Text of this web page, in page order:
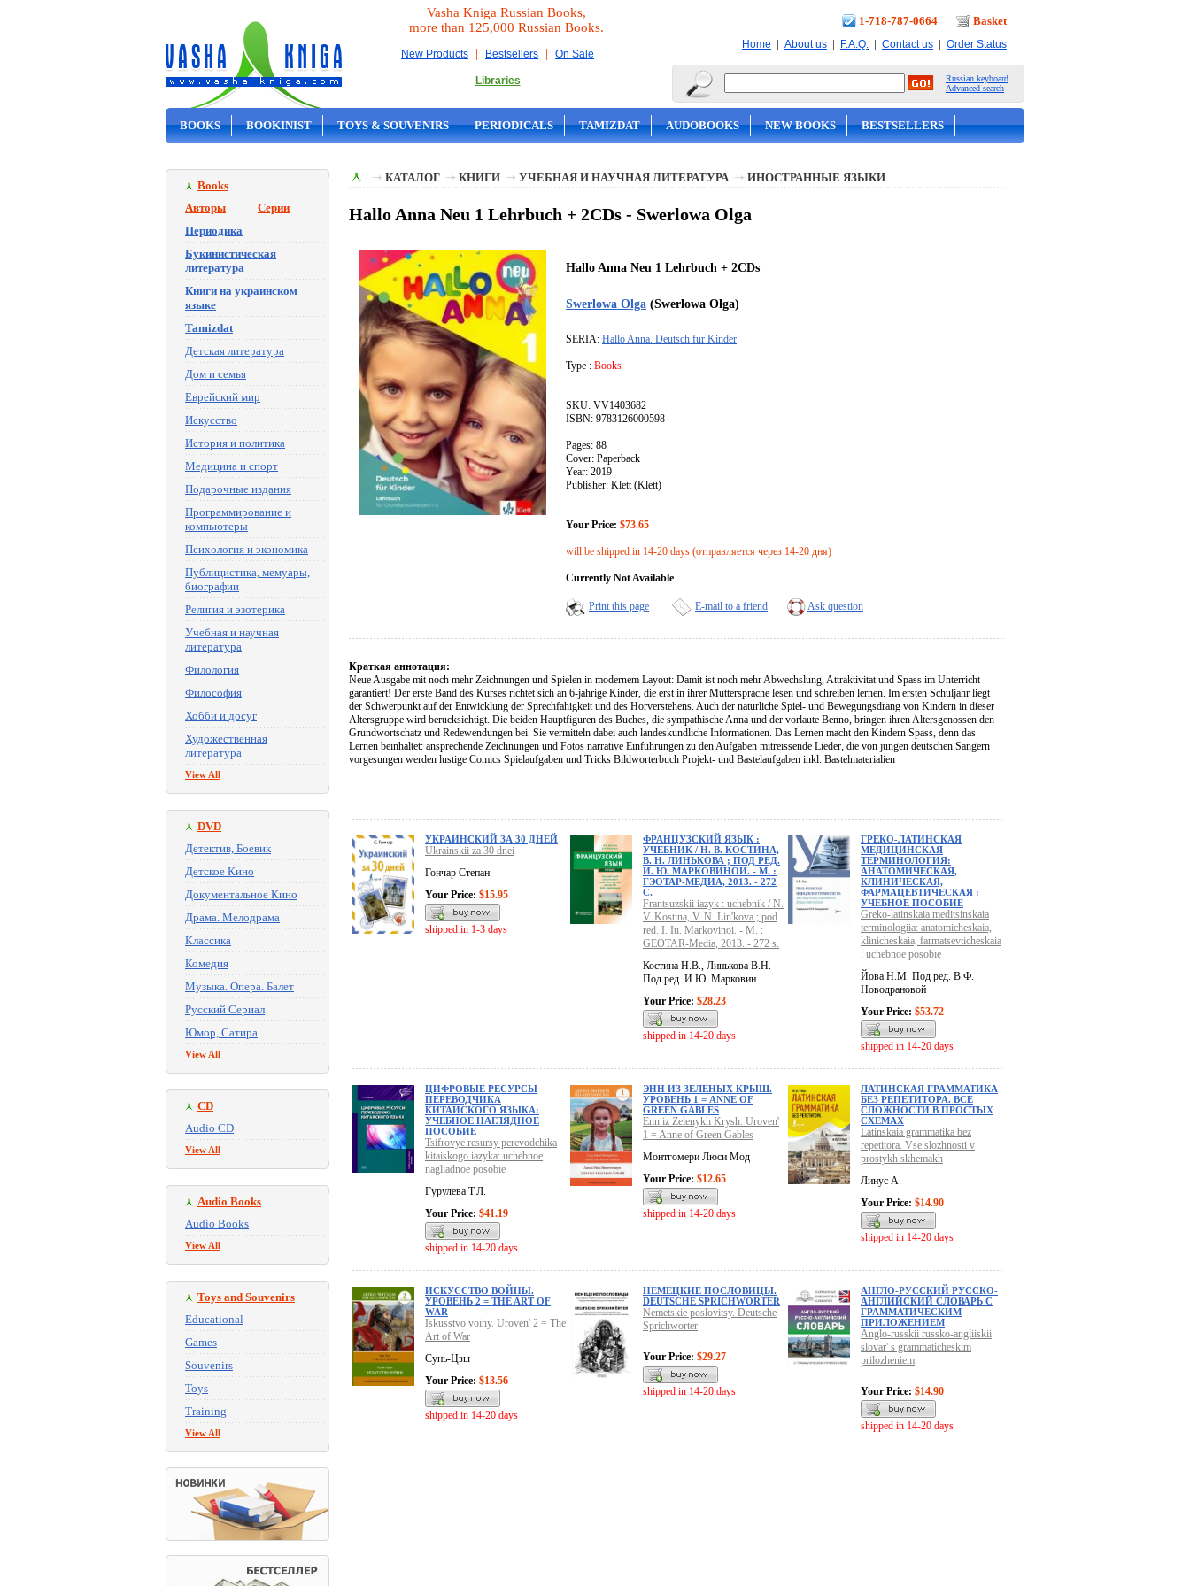
Vasha Kniga Russian Books,
more than 125,000 Russian Books.
New Products | Bestsellers | On Sale
Libraries
1-718-787-0664 | Basket
Home | About us | F.A.Q. | Contact us | Order Status
Russian keyboard
Advanced search
BOOKS BOOKINIST TOYS & SOUVENIRS PERIODICALS TAMIZDAT AUDOBOOKS NEW BOOKS BESTSELLERS
Books
Авторы
Серии
Периодика
Букинистическая
литература
Книги на украинском
языке
Tamizdat
Детская литература
Дом и семья
Еврейский мир
Искусство
История и политика
Медицина и спорт
Подарочные издания
Программирование и
компьютеры
Психология и экономика
Публицистика, мемуары,
биографии
Религия и эзотерика
Учебная и научная
литература
Филология
Философия
Хобби и досуг
Художественная
литература
View All
DVD
Детектив, Боевик
Детское Кино
Документальное Кино
Драма. Мелодрама
Классика
Комедия
Музыка. Опера. Балет
Русский Сериал
Юмор, Сатира
View All
CD
Audio CD
View All
Audio Books
Audio Books
View All
Toys and Souvenirs
Educational
Games
Souvenirs
Toys
Training
View All
КАТАЛОГ КНИГИ УЧЕБНАЯ И НАУЧНАЯ ЛИТЕРАТУРА ИНОСТРАННЫЕ ЯЗЫКИ
Hallo Anna Neu 1 Lehrbuch + 2CDs - Swerlowa Olga
Hallo Anna Neu 1 Lehrbuch + 2CDs
Swerlowa Olga (Swerlowa Olga)
SERIA: Hallo Anna. Deutsch fur Kinder
Type : Books
SKU: VV1403682
ISBN: 9783126000598
Pages: 88
Cover: Paperback
Year: 2019
Publisher: Klett (Klett)
Your Price: $73.65
will be shipped in 14-20 days (отправляется через 14-20 дня)
Currently Not Available
Print this page E-mail to a friend Ask question
Краткая аннотация:
Neue Ausgabe mit noch mehr Zeichnungen und Spielen in modernem Layout: Damit ist noch mehr Abwechslung, Attraktivitat und Spass im Unterricht
garantiert! Der erste Band des Kurses richtet sich an 6-jahrige Kinder, die erst in ihrer Muttersprache lesen und schreiben lernen. Im ersten Schuljahr liegt
der Schwerpunkt auf der Entwicklung der Sprechfahigkeit und des Horverstehens. Auch der naturliche Spiel- und Bewegungsdrang von Kindern in dieser
Altersgruppe wird berucksichtigt. Die beiden Hauptfiguren des Buches, die sympathische Anna und der vorlaute Benno, bringen ihren Altersgenossen den
Grundwortschatz und Redewendungen bei. Sie vermitteln dabei auch landeskundliche Informationen. Das Lernen macht den Kindern Spass, denn das
Lernen beinhaltet: ansprechende Zeichnungen und Fotos narrative Einfuhrungen zu den Aufgaben mitreissende Lieder, die von jungen deutschen Sangern
vorgesungen werden lustige Comics Spielaufgaben und Tricks Bildworterbuch Projekt- und Bastelaufgaben inkl. Bastelmaterialien
УКРАИНСКИЙ ЗА 30 ДНЕЙ
Ukrainskii za 30 dnei
Гончар Степан
Your Price: $15.95
shipped in 1-3 days
ФРАНЦУЗСКИЙ ЯЗЫК :
УЧЕБНИК / Н. В. КОСТИНА,
В. Н. ЛИНЬКОВА ; ПОД РЕД.
И. Ю. МАРКОВИНОЙ. - М. :
ГЭОТАР-МЕДИА, 2013. - 272
С.
Frantsuzskii iazyk : uchebnik / N.
V. Kostina, V. N. Lin'kova ; pod
red. I. Iu. Markovinoi. - M. :
GEOTAR-Media, 2013. - 272 s.
Костина Н.В., Линькова В.Н.
Под ред. И.Ю. Марковин
Your Price: $28.23
shipped in 14-20 days
ГРЕКО-ЛАТИНСКАЯ
МЕДИЦИНСКАЯ
ТЕРМИНОЛОГИЯ:
АНАТОМИЧЕСКАЯ,
КЛИНИЧЕСКАЯ,
ФАРМАЦЕВТИЧЕСКАЯ :
УЧЕБНОЕ ПОСОБИЕ
Greko-latinskaia meditsinskaia
terminologiia: anatomicheskaia,
klinicheskaia, farmatsevticheskaia
: uchebnoe posobie
Йова Н.М. Под ред. В.Ф.
Новодрановой
Your Price: $53.72
shipped in 14-20 days
ЦИФРОВЫЕ РЕСУРСЫ
ПЕРЕВОДЧИКА
КИТАЙСКОГО ЯЗЫКА:
УЧЕБНОЕ НАГЛЯДНОЕ
ПОСОБИЕ
Tsifrovye resursy perevodchika
kitaiskogo iazyka: uchebnoe
nagliadnoe posobie
Гурулева Т.Л.
Your Price: $41.19
shipped in 14-20 days
ЭНН ИЗ ЗЕЛЕНЫХ КРЫШ.
УРОВЕНЬ 1 = ANNE OF
GREEN GABLES
Enn iz Zelenykh Krysh. Uroven'
1 = Anne of Green Gables
Монтгомери Люси Мод
Your Price: $12.65
shipped in 14-20 days
ЛАТИНСКАЯ ГРАММАТИКА
БЕЗ РЕПЕТИТОРА. ВСЕ
СЛОЖНОСТИ В ПРОСТЫХ
СХЕМАХ
Latinskaia grammatika bez
repetitora. Vse slozhnosti v
prostykh skhemakh
Линус А.
Your Price: $14.90
shipped in 14-20 days
ИСКУССТВО ВОЙНЫ.
УРОВЕНЬ 2 = THE ART OF
WAR
Iskusstvo voiny. Uroven' 2 = The
Art of War
Сунь-Цзы
Your Price: $13.56
shipped in 14-20 days
НЕМЕЦКИЕ ПОСЛОВИЦЫ.
DEUTSCHE SPRICHWORTER
Nemetskie poslovitsy. Deutsche
Sprichworter
Your Price: $29.27
shipped in 14-20 days
АНГЛО-РУССКИЙ РУССКО-
АНГЛИЙСКИЙ СЛОВАРЬ С
ГРАММАТИЧЕСКИМ
ПРИЛОЖЕНИЕМ
Anglo-russkii russko-angliiskii
slovar' s grammaticheskim
prilozheniem
Your Price: $14.90
shipped in 14-20 days